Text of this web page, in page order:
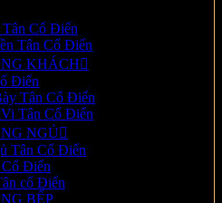
Tân Cổ Điển
Tân Cổ Điển
KHÁCH
Điển
Tân Cổ Điển
Tân Cổ Điển
NGỦ
Tân Cổ Điển
Điển
cổ Điển
BẾP